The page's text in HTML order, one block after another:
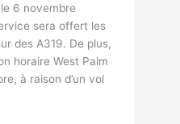
6 novembre
sera offert les
des A319. De plus,
horaire West Palm
à raison d’un vol